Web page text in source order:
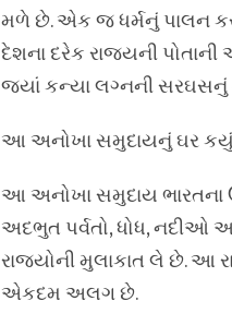
મળે છે. એક જ ધર્મનું પાલન
દેશના દરેક રાજ્યની
જ્યાં કન્યા લગ્નની
આ અનોખા સમુદાયનું ઘર
આ અનોખા સમુદાય ભારતના
અદભુત પર્વતો, ધોધ, નદીઓ
રાજ્યોની મુલાકાત લે છે. આ
એકદમ અલગ છે.